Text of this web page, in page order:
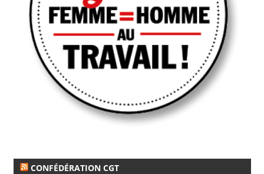
CONFÉDÉRATION CGT